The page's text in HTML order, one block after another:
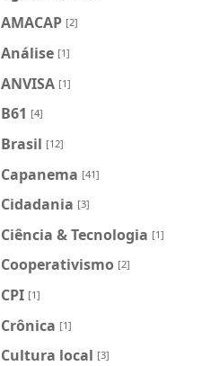
AMACAP [2]
Análise [1]
ANVISA [1]
B61 [4]
Brasil [12]
Capanema [41]
Cidadania [3]
Ciência & Tecnologia [1]
Cooperativismo [2]
CPI [1]
Crônica [1]
Cultura local [3]